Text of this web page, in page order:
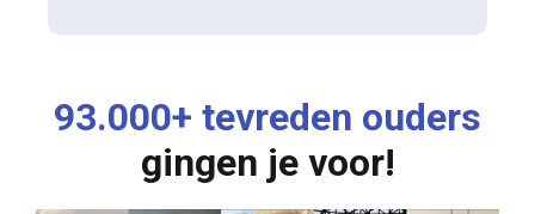
93.000+ tevreden ouders
gingen je voor!